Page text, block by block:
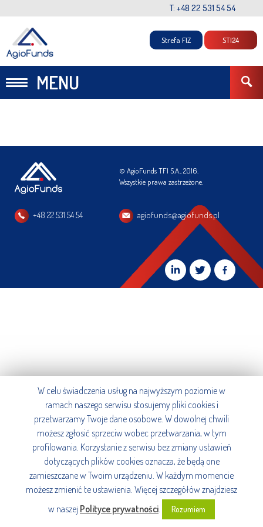
T: +48 22 531 54 54
MENU
Strefa FIZ STI24
© AgioFunds TFI S.A., 2016.
Wszystkie prawa zastrzeżone.
+48 22 531 54 54 agiofunds@agiofunds.pl
W celu świadczenia usług na najwyższym poziomie w
ramach naszego serwisu stosujemy pliki cookies i
przetwarzamy Twoje dane osobowe. W dowolnej chwili
możesz zgłosić sprzeciw wobec przetwarzania, w tym
profilowania. Korzystanie z serwisu bez zmiany ustawień
dotyczących plików cookies oznacza, że będą one
zamieszczane w Twoim urządzeniu. W każdym momencie
możesz zmienić te ustawienia. Więcej szczegółów znajdziesz
w naszej Polityce prywatności. Rozumiem